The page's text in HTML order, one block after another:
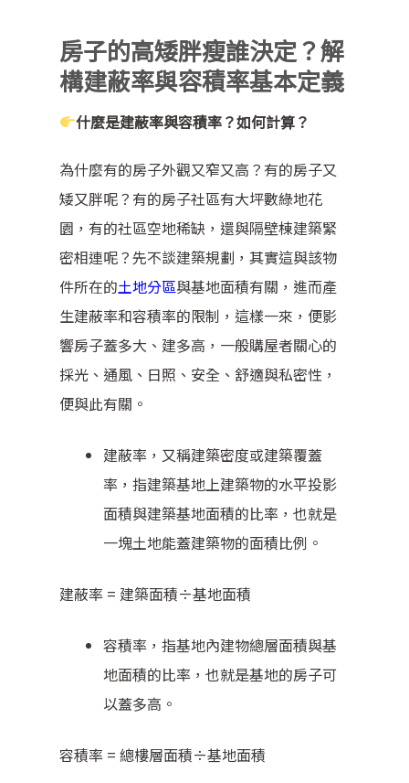
房子的高矮胖瘦誰決定？解
構建蔽率與容積率基本定義
什麼是建蔽率與容積率？如何計算？
為什麼有的房子外觀又窄又高？有的房子又
矮又胖呢？有的房子社區有大坪數綠地花
園，有的社區空地稀缺，還與隔壁棟建築緊
密相連呢？先不談建築規劃，其實這與該物
件所在的土地分區與基地面積有關，進而產
生建蔽率和容積率的限制，這樣一來，便影
響房子蓋多大、建多高，一般購屋者關心的
採光、通風、日照、安全、舒適與私密性，
便與此有關。
建蔽率，又稱建築密度或建築覆蓋
率，指建築基地上建築物的水平投影
面積與建築基地面積的比率，也就是
一塊土地能蓋建築物的面積比例。
建蔽率 = 建築面積÷基地面積
容積率，指基地內建物總層面積與基
地面積的比率，也就是基地的房子可
以蓋多高。
容積率 = 總樓層面積÷基地面積